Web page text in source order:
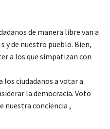
de manera libre van a
y de nuestro pueblo. Bien,
a los que simpatizan con
ciudadanos a votar a
la democracia. Voto
nuestra conciencia ,